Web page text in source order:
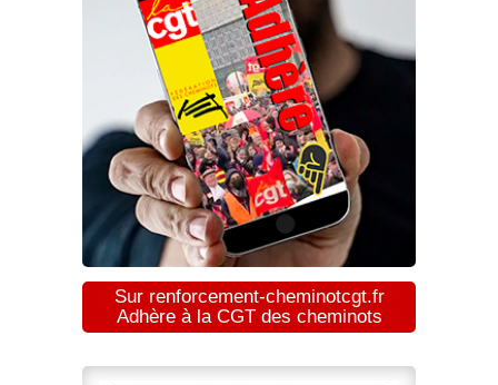
Sur renforcement-cheminotcgt.fr
Adhère à la CGT des cheminots